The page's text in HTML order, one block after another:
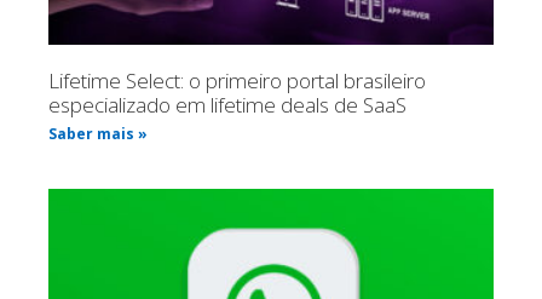
Lifetime Select: o primeiro portal brasileiro
especializado em lifetime deals de SaaS
Saber mais »